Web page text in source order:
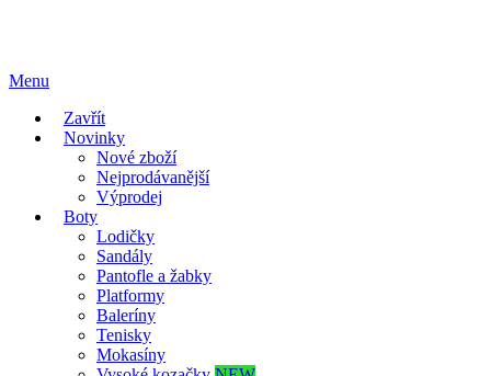
Menu
Zavřít
Novinky
Nové zboží
Nejprodávanější
Výprodej
Boty
Lodičky
Sandály
Pantofle a žabky
Platformy
Baleríny
Tenisky
Mokasíny